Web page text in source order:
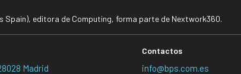
Spain), editora de Computing, forma parte de Nextwork360.
Madrid
Contactos
info@bps.com.es